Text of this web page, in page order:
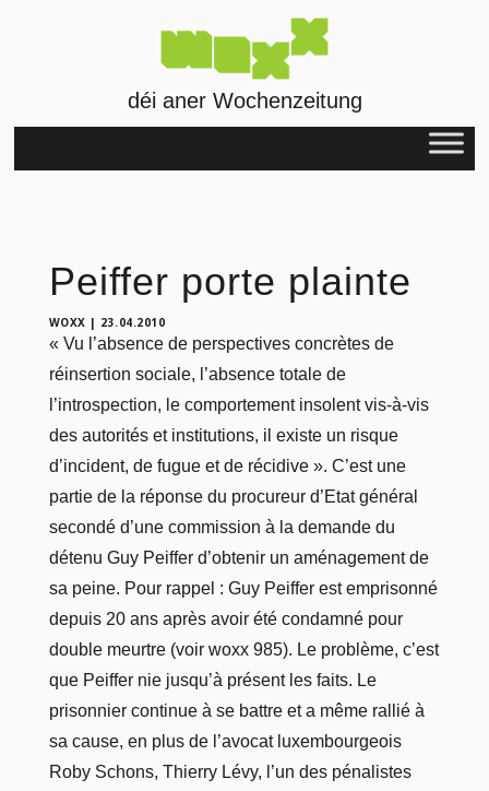
déi aner Wochenzeitung
Peiffer porte plainte
WOXX | 23.04.2010
« Vu l’absence de perspectives concrètes de
réinsertion sociale, l’absence totale de
l’introspection, le comportement insolent vis-à-vis
des autorités et institutions, il existe un risque
d’incident, de fugue et de récidive ». C’est une
partie de la réponse du procureur d’Etat général
secondé d’une commission à la demande du
détenu Guy Peiffer d’obtenir un aménagement de
sa peine. Pour rappel : Guy Peiffer est emprisonné
depuis 20 ans après avoir été condamné pour
double meurtre (voir woxx 985). Le problème, c’est
que Peiffer nie jusqu’à présent les faits. Le
prisonnier continue à se battre et a même rallié à
sa cause, en plus de l’avocat luxembourgeois
Roby Schons, Thierry Lévy, l’un des pénalistes